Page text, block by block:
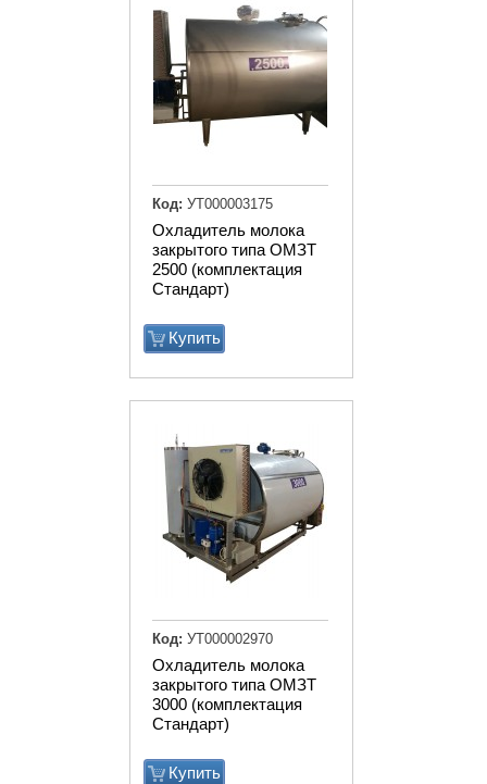
Охладитель молока
закрытого типа ОМЗТ
2500 (комплектация
Стандарт)
Купить
Код: УТ000003175
Охладитель молока
закрытого типа ОМЗТ
3000 (комплектация
Стандарт)
Купить
Код: УТ000002970